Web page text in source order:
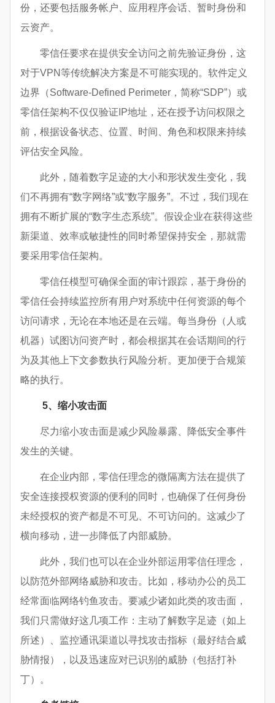
份，还要包括服务帐户、应用程序会话、暂时身份和
云资产。
零信任要求在提供安全访问之前先验证身份，这
对于VPN等传统解决方案是不可能实现的。软件定义
边界（Software-Defined Perimeter，简称“SDP”）或
零信任架构不仅仅验证IP地址，还在授予访问权限之
前，根据设备状态、位置、时间、角色和权限来持续
评估安全风险。
此外，随着数字足迹的大小和形状发生变化，我
们不再拥有“数字网络”或“数字服务”。不过，我们现在
拥有不断扩展的“数字生态系统”。假设企业在获得这些
新渠道、效率或敏捷性的同时希望保持安全，那就需
要采用零信任架构。
零信任模型可确保全面的审计跟踪，基于身份的
零信任会持续监控所有用户对系统中任何资源的每个
访问请求，无论在本地还是在云端。每当身份（人或
机器）试图访问资产时，都会根据其在会话期间的行
为及其他上下文参数执行风险分析。更加便于合规策
略的执行。
5、缩小攻击面
尽力缩小攻击面是减少风险暴露、降低安全事件
发生的关键。
在企业内部，零信任理念的微隔离方法在提供了
安全连接授权资源的便利的同时，也确保了任何身份
未经授权的资产都是不可见、不可访问的。这减少了
横向移动，进一步降低了内部威胁。
此外，我们也可以在企业外部运用零信任理念，
以防范外部网络威胁和攻击。比如，移动办公的员工
经常面临网络钓鱼攻击。要减少诸如此类的攻击面，
我们只需做好这几项工作：主动了解数字足迹（如上
所述）、监控通讯渠道以寻找攻击指标（最好结合威
胁情报），以及迅速应对已识别的威胁（包括打补
丁）。